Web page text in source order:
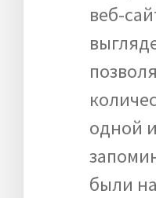
веб-
одной
были